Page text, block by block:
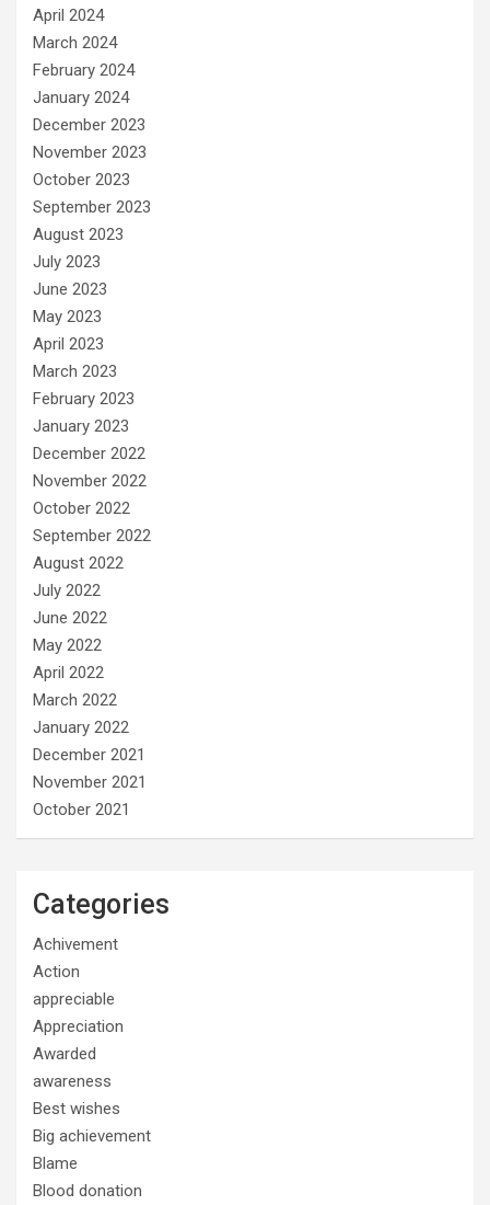
April 2024
March 2024
February 2024
January 2024
December 2023
November 2023
October 2023
September 2023
August 2023
July 2023
June 2023
May 2023
April 2023
March 2023
February 2023
January 2023
December 2022
November 2022
October 2022
September 2022
August 2022
July 2022
June 2022
May 2022
April 2022
March 2022
January 2022
December 2021
November 2021
October 2021
Categories
Achivement
Action
appreciable
Appreciation
Awarded
awareness
Best wishes
Big achievement
Blame
Blood donation